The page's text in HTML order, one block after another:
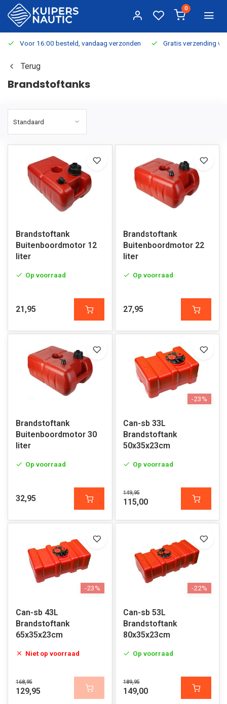
0
Voor 16:00 besteld, vandaag verzonden Gratis verzending
Terug
Brandstoftanks
Brandstoftank
Buitenboordmotor 12
liter
Op voorraad
21,95
Brandstoftank
Buitenboordmotor 22
liter
Op voorraad
27,95
Brandstoftank
Buitenboordmotor 30
liter
Op voorraad
32,95
-23%
Can-sb 33L
Brandstoftank
50x35x23cm
Op voorraad
149,95
115,00
-23%
Can-sb 43L
Brandstoftank
65x35x23cm
Niet op voorraad
168,95
129,95
-22%
Can-sb 53L
Brandstoftank
80x35x23cm
Op voorraad
189,95
149,00